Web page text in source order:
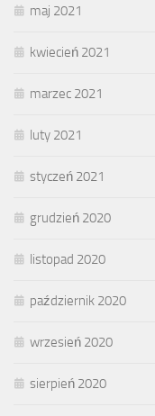
maj 2021
kwiecień 2021
marzec 2021
luty 2021
styczeń 2021
grudzień 2020
listopad 2020
październik 2020
wrzesień 2020
sierpień 2020